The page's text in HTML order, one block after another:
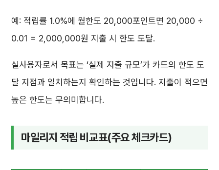
예: 적립률 1.0%에 월한도 20,000포인트면 20,000 ÷
0.01 = 2,000,000원 지출 시 한도 도달.
실사용자로서 목표는 ‘실제 지출 규모’가 카드의 한도 도
달 지점과 일치하는지 확인하는 것입니다. 지출이 적으면
높은 한도는 무의미합니다.
마일리지 적립 비교표(주요 체크카드)